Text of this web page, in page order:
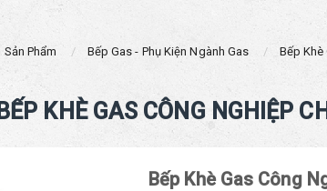
Sản Phẩm Bếp Gas - Phụ Kiện Ngành Gas Bếp
BẾP KHÈ GAS CÔNG NGHIỆP
Bếp Khè Gas Công